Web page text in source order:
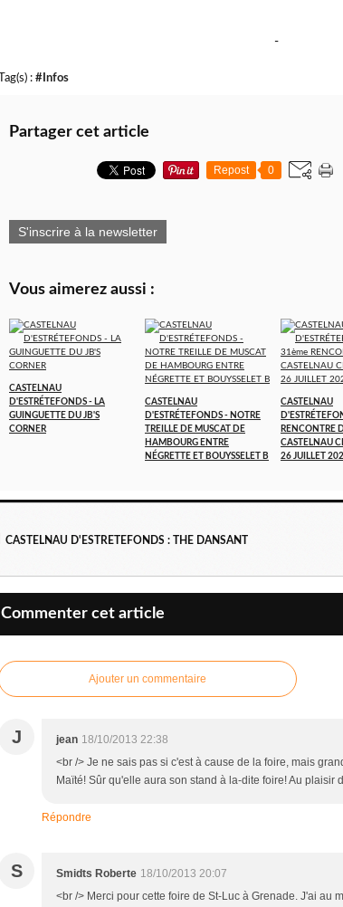
-
Tag(s) : #Infos
Partager cet article
Repost 0
S'inscrire à la newsletter
Vous aimerez aussi :
CASTELNAU
D'ESTRÉTEFONDS - LA
GUINGUETTE DU JB'S
CORNER
CASTELNAU
D'ESTRÉTEFONDS - NOTRE
TREILLE DE MUSCAT DE
HAMBOURG ENTRE
NÉGRETTE ET BOUYSSELET B
CASTELNAU
RENCONTRE
CASTELNAU
26 JUILLET
CASTELNAU D'ESTRETEFONDS : THE DANSANT
Commenter cet article
Ajouter un commentaire
J jean 18/10/2013 22:38
<br /> Je ne sais pas si c'est à cause de la foire, mais
Maïté! Sûr qu'elle aura son stand à la-dite foire! Au plaisir
Répondre
S Smidts Roberte 18/10/2013 20:07
<br /> Merci pour cette foire de St-Luc à Grenade. J'ai au